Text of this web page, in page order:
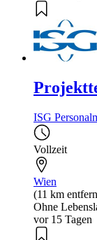
ISG
Vollzeit
Wien
(11 km
Ohne
vor 15 Tagen